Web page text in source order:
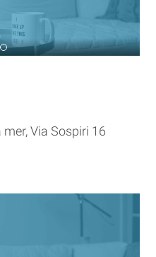
Via Sospiri 16